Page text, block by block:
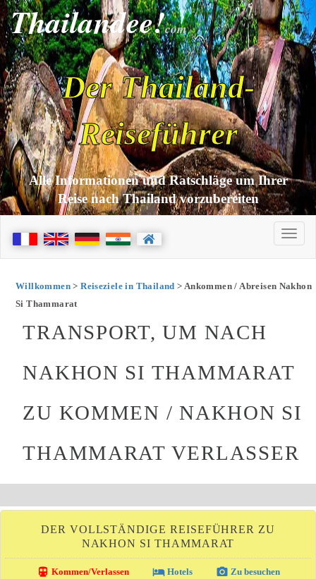
Thailandee!com
Der Thailand-
Reiseführer
Alle Informationen und Ratschläge um Ihrer
Reise nach Thailand vorzubereiten
Willkommen>Reiseziele in Thailand > Ankommen / Abreisen Nakhon
Si Thammarat
TRANSPORT, UM NACH
NAKHON SI THAMMARAT
ZU KOMMEN / NAKHON SI
THAMMARAT VERLASSER
DER VOLLSTÄNDIGE REISEFÜHRER ZU
NAKHON SI THAMMARAT
directions_transit Kommen/Verlassen local_hotelHotels photo_camera Zu besuchen